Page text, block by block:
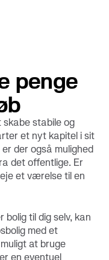
penge
stabile og
et nyt kapitel i sit
der også mulighed
det offentlige. Er
et værelse til en
bolig til dig selv, kan
med et
at bruge
en eventuel